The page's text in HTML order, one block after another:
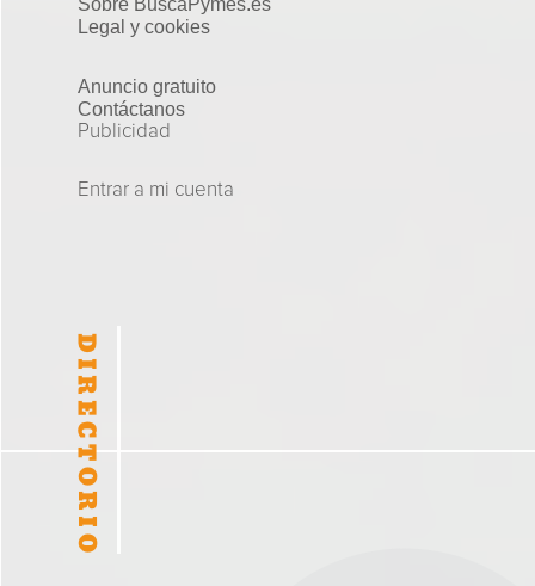
Legal y cookies
Anuncio gratuito
Contáctanos
Publicidad
Entrar a mi cuenta